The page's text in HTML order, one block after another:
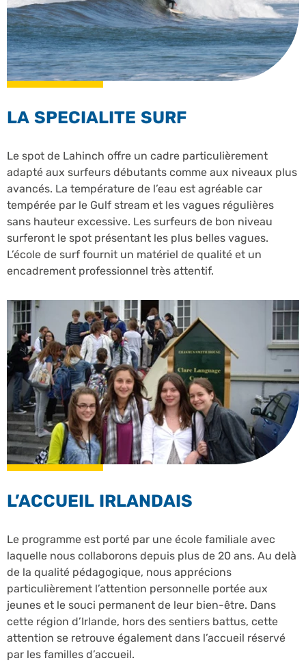
LA SPECIALITE SURF
Le spot de Lahinch offre un cadre particulièrement
adapté aux surfeurs débutants comme aux niveaux plus
avancés. La température de l’eau est agréable car
tempérée par le Gulf stream et les vagues régulières
sans hauteur excessive. Les surfeurs de bon niveau
surferont le spot présentant les plus belles vagues.
L’école de surf fournit un matériel de qualité et un
encadrement professionnel très attentif.
L’ACCUEIL IRLANDAIS
Le programme est porté par une école familiale avec
laquelle nous collaborons depuis plus de 20 ans. Au delà
de la qualité pédagogique, nous apprécions
particulièrement l’attention personnelle portée aux
jeunes et le souci permanent de leur bien-être. Dans
cette région d’Irlande, hors des sentiers battus, cette
attention se retrouve également dans l’accueil réservé
par les familles d’accueil.